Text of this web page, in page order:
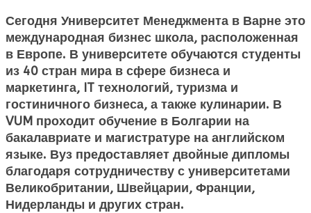
Сегодня Университет Менеджмента в Варне это
международная бизнес школа, расположенная
в Европе. В университете обучаются студенты
из 40 стран мира в сфере бизнеса и
маркетинга, IT технологий, туризма и
гостиничного бизнеса, а также кулинарии. В
VUM проходит обучение в Болгарии на
бакалавриате и магистратуре на английском
языке. Вуз предоставляет двойные дипломы
благодаря сотрудничеству с университетами
Великобритании, Швейцарии, Франции,
Нидерланды и других стран.